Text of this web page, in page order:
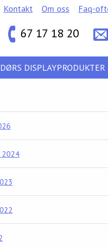
67 17 18 20
Kontakt Om oss Faq-
DISPLAYPRODUKTER
2024